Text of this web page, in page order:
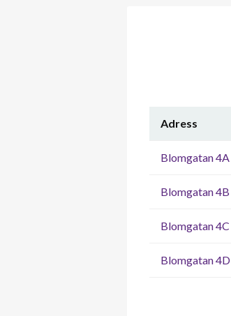
Adress
Blomgatan 4A
Blomgatan 4B
Blomgatan 4C
Blomgatan 4D